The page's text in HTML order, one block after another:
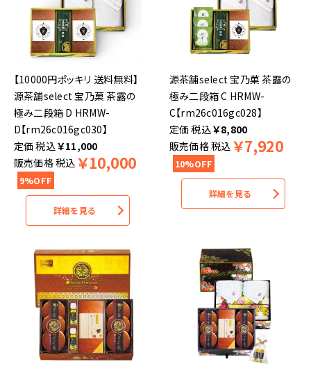
【10000円ポッキリ 送料無料】
源茶舗select 宝乃菓 茶露の
極み二段箱 D HRMW-
D【rm26c016gc030】
税込￥11,000
販売価格税込 ￥10,000
9%OFF
詳細を見る
源茶舗select 宝乃菓 茶露の
極み二段箱 C HRMW-
C【rm26c016gc028】
税込￥8,800
販売価格税込 ￥7,920
10%OFF
詳細を見る